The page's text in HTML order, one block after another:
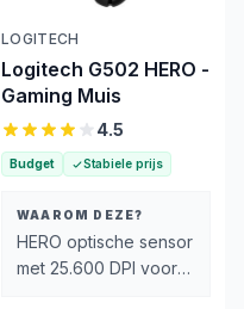
LOGITECH
Logitech G502 HERO -
Gaming Muis
4.5
Budget Stabiele prijs
WAAROM DEZE?
HERO optische sensor
met 25.600 DPI voor